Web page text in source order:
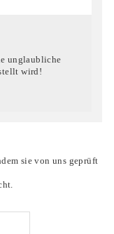
unglaubliche
wird!
sie von uns geprüft